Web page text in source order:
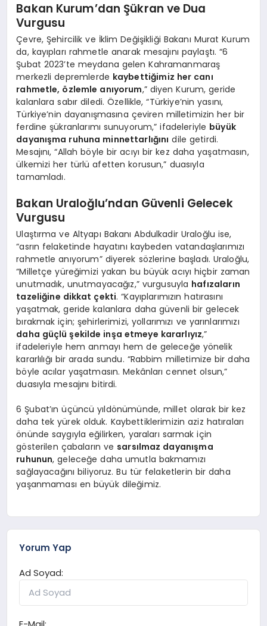
Bakan Kurum’dan Şükran ve Dua
Vurgusu
Çevre, Şehircilik ve İklim Değişikliği Bakanı Murat Kurum
da, kayıpları rahmetle anarak mesajını paylaştı. “6
Şubat 2023’te meydana gelen Kahramanmaraş
merkezli depremlerde kaybettiğimiz her canı
rahmetle, özlemle anıyorum,” diyen Kurum, geride
kalanlara sabır diledi. Özellikle, “Türkiye’nin yasını,
Türkiye’nin dayanışmasına çeviren milletimizin her bir
ferdine şükranlarımı sunuyorum,” ifadeleriyle büyük
dayanışma ruhuna minnettarlığını dile getirdi.
Mesajını, “Allah böyle bir acıyı bir kez daha yaşatmasın,
ülkemizi her türlü afetten korusun,” duasıyla
tamamladı.
Bakan Uraloğlu’ndan Güvenli Gelecek
Vurgusu
Ulaştırma ve Altyapı Bakanı Abdulkadir Uraloğlu ise,
“asrın felaketinde hayatını kaybeden vatandaşlarımızı
rahmetle anıyorum” diyerek sözlerine başladı. Uraloğlu,
“Milletçe yüreğimizi yakan bu büyük acıyı hiçbir zaman
unutmadık, unutmayacağız,” vurgusuyla hafızaların
tazeliğine dikkat çekti. “Kayıplarımızın hatırasını
yaşatmak, geride kalanlara daha güvenli bir gelecek
bırakmak için; şehirlerimizi, yollarımızı ve yarınlarımızı
daha güçlü şekilde inşa etmeye kararlıyız,”
ifadeleriyle hem anmayı hem de geleceğe yönelik
kararlılığı bir arada sundu. “Rabbim milletimize bir daha
böyle acılar yaşatmasın. Mekânları cennet olsun,”
duasıyla mesajını bitirdi.
6 Şubat’ın üçüncü yıldönümünde, millet olarak bir kez
daha tek yürek olduk. Kaybettiklerimizin aziz hatıraları
önünde saygıyla eğilirken, yaraları sarmak için
gösterilen çabaların ve sarsılmaz dayanışma
ruhunun, geleceğe daha umutla bakmamızı
sağlayacağını biliyoruz. Bu tür felaketlerin bir daha
yaşanmaması en büyük dileğimiz.
Yorum Yap
Ad Soyad: